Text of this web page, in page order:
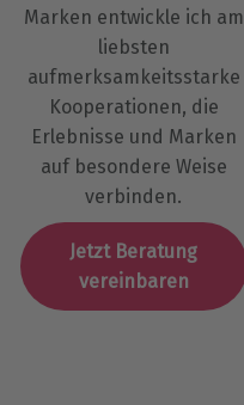
Marken entwickle ich am
liebsten
aufmerksamkeitsstarke
Kooperationen, die
Erlebnisse und Marken
auf besondere Weise
verbinden.
Jetzt Beratung
vereinbaren